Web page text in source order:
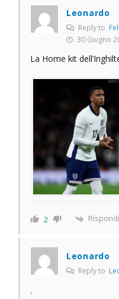
Leonardo
Reply to
30 Giugno
La Home kit
2 Rispondi
Leonardo
Reply to
.